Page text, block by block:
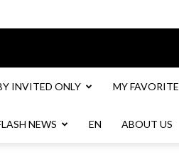
INVITED ONLY MY FAVORITE
NEWS EN​ ABOUT US